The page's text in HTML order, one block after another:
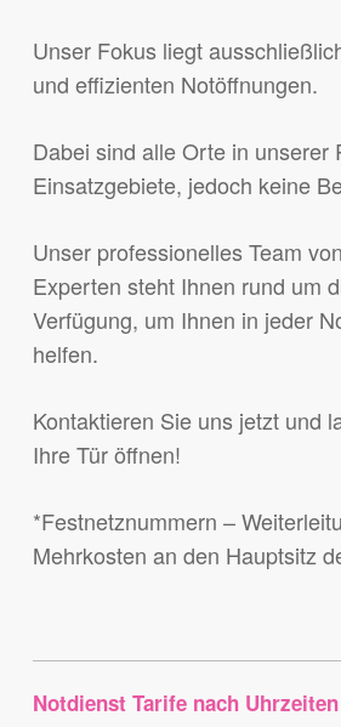
Unser Fokus liegt
und effizienten Notöffnungen.
Dabei sind alle Orte in unserer
Einsatzgebiete, jedoch keine
Unser professionelles Team
Experten steht Ihnen rund um
Verfügung, um Ihnen in jeder
helfen.
Kontaktieren Sie uns jetzt und
Ihre Tür öffnen!
*Festnetznummern –
Mehrkosten an den Hauptsitz
Notdienst Tarife nach Uhrzeiten